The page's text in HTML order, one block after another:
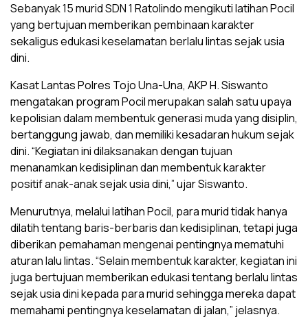
Sebanyak 15 murid SDN 1 Ratolindo mengikuti latihan Pocil
yang bertujuan memberikan pembinaan karakter
sekaligus edukasi keselamatan berlalu lintas sejak usia
dini.
Kasat Lantas Polres Tojo Una-Una, AKP H. Siswanto
mengatakan program Pocil merupakan salah satu upaya
kepolisian dalam membentuk generasi muda yang disiplin,
bertanggung jawab, dan memiliki kesadaran hukum sejak
dini. “Kegiatan ini dilaksanakan dengan tujuan
menanamkan kedisiplinan dan membentuk karakter
positif anak-anak sejak usia dini,” ujar Siswanto.
Menurutnya, melalui latihan Pocil, para murid tidak hanya
dilatih tentang baris-berbaris dan kedisiplinan, tetapi juga
diberikan pemahaman mengenai pentingnya mematuhi
aturan lalu lintas. “Selain membentuk karakter, kegiatan ini
juga bertujuan memberikan edukasi tentang berlalu lintas
sejak usia dini kepada para murid sehingga mereka dapat
memahami pentingnya keselamatan di jalan,” jelasnya.